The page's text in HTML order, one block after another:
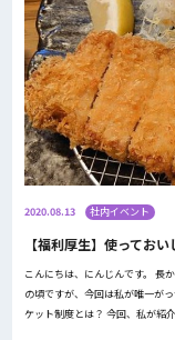
2020.08.13 社内イベント
【福利厚生】使ってお
こんにちは、にんじんです。 長
の頃ですが、今回は私が唯一が
ケット制度とは？ 今回、私が紹